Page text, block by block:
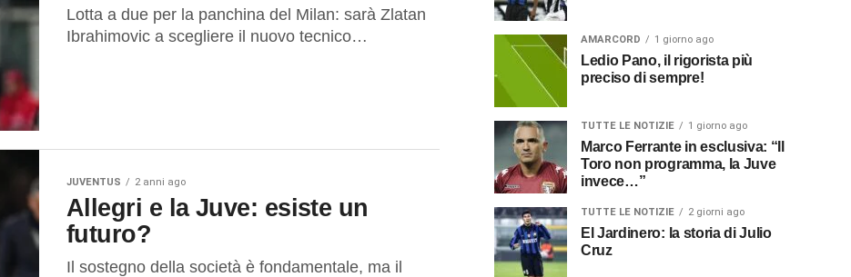
Lotta a due per la panchina del Milan: sarà Zlatan
Ibrahimovic a scegliere il nuovo tecnico…
JUVENTUS 2 anni ago
Allegri e la Juve: esiste un
futuro?
Il sostegno della società è fondamentale, ma il
AMARCORD 1 giorno ago
Ledio Pano, il rigorista più
preciso di sempre!
TUTTE LE NOTIZIE 1 giorno ago
Marco Ferrante in esclusiva: “Il
Toro non programma, la Juve
invece…”
TUTTE LE NOTIZIE 2 giorni ago
El Jardinero: la storia di Julio
Cruz